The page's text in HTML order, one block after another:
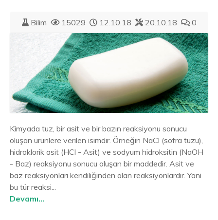
Bilim 15029 12.10.18 20.10.18 0
Kimyada tuz, bir asit ve bir bazın reaksiyonu sonucu
oluşan ürünlere verilen isimdir. Örneğin NaCl (sofra tuzu),
hidroklorik asit (HCl - Asit) ve sodyum hidroksitin (NaOH
- Baz) reaksiyonu sonucu oluşan bir maddedir. Asit ve
baz reaksiyonları kendiliğinden olan reaksiyonlardır. Yani
bu tür reaksi...
Devamı...